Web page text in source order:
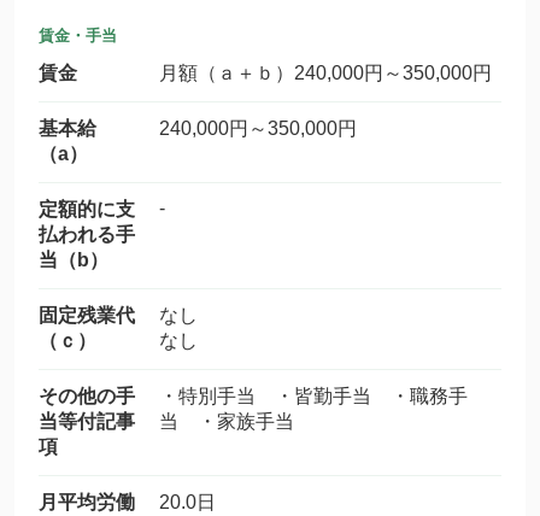
賃金・手当
賃金 月額（ａ＋ｂ）240,000円～350,000円
基本給
（a）
240,000円～350,000円
定額的に支
払われる手
当（b）
-
固定残業代
（ｃ）
なし
なし
その他の手
当等付記事
項
・特別手当 ・皆勤手当 ・職務手
当 ・家族手当
月平均労働
20.0日